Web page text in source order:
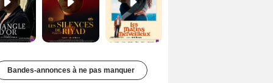
Bandes-annonces à ne pas manquer